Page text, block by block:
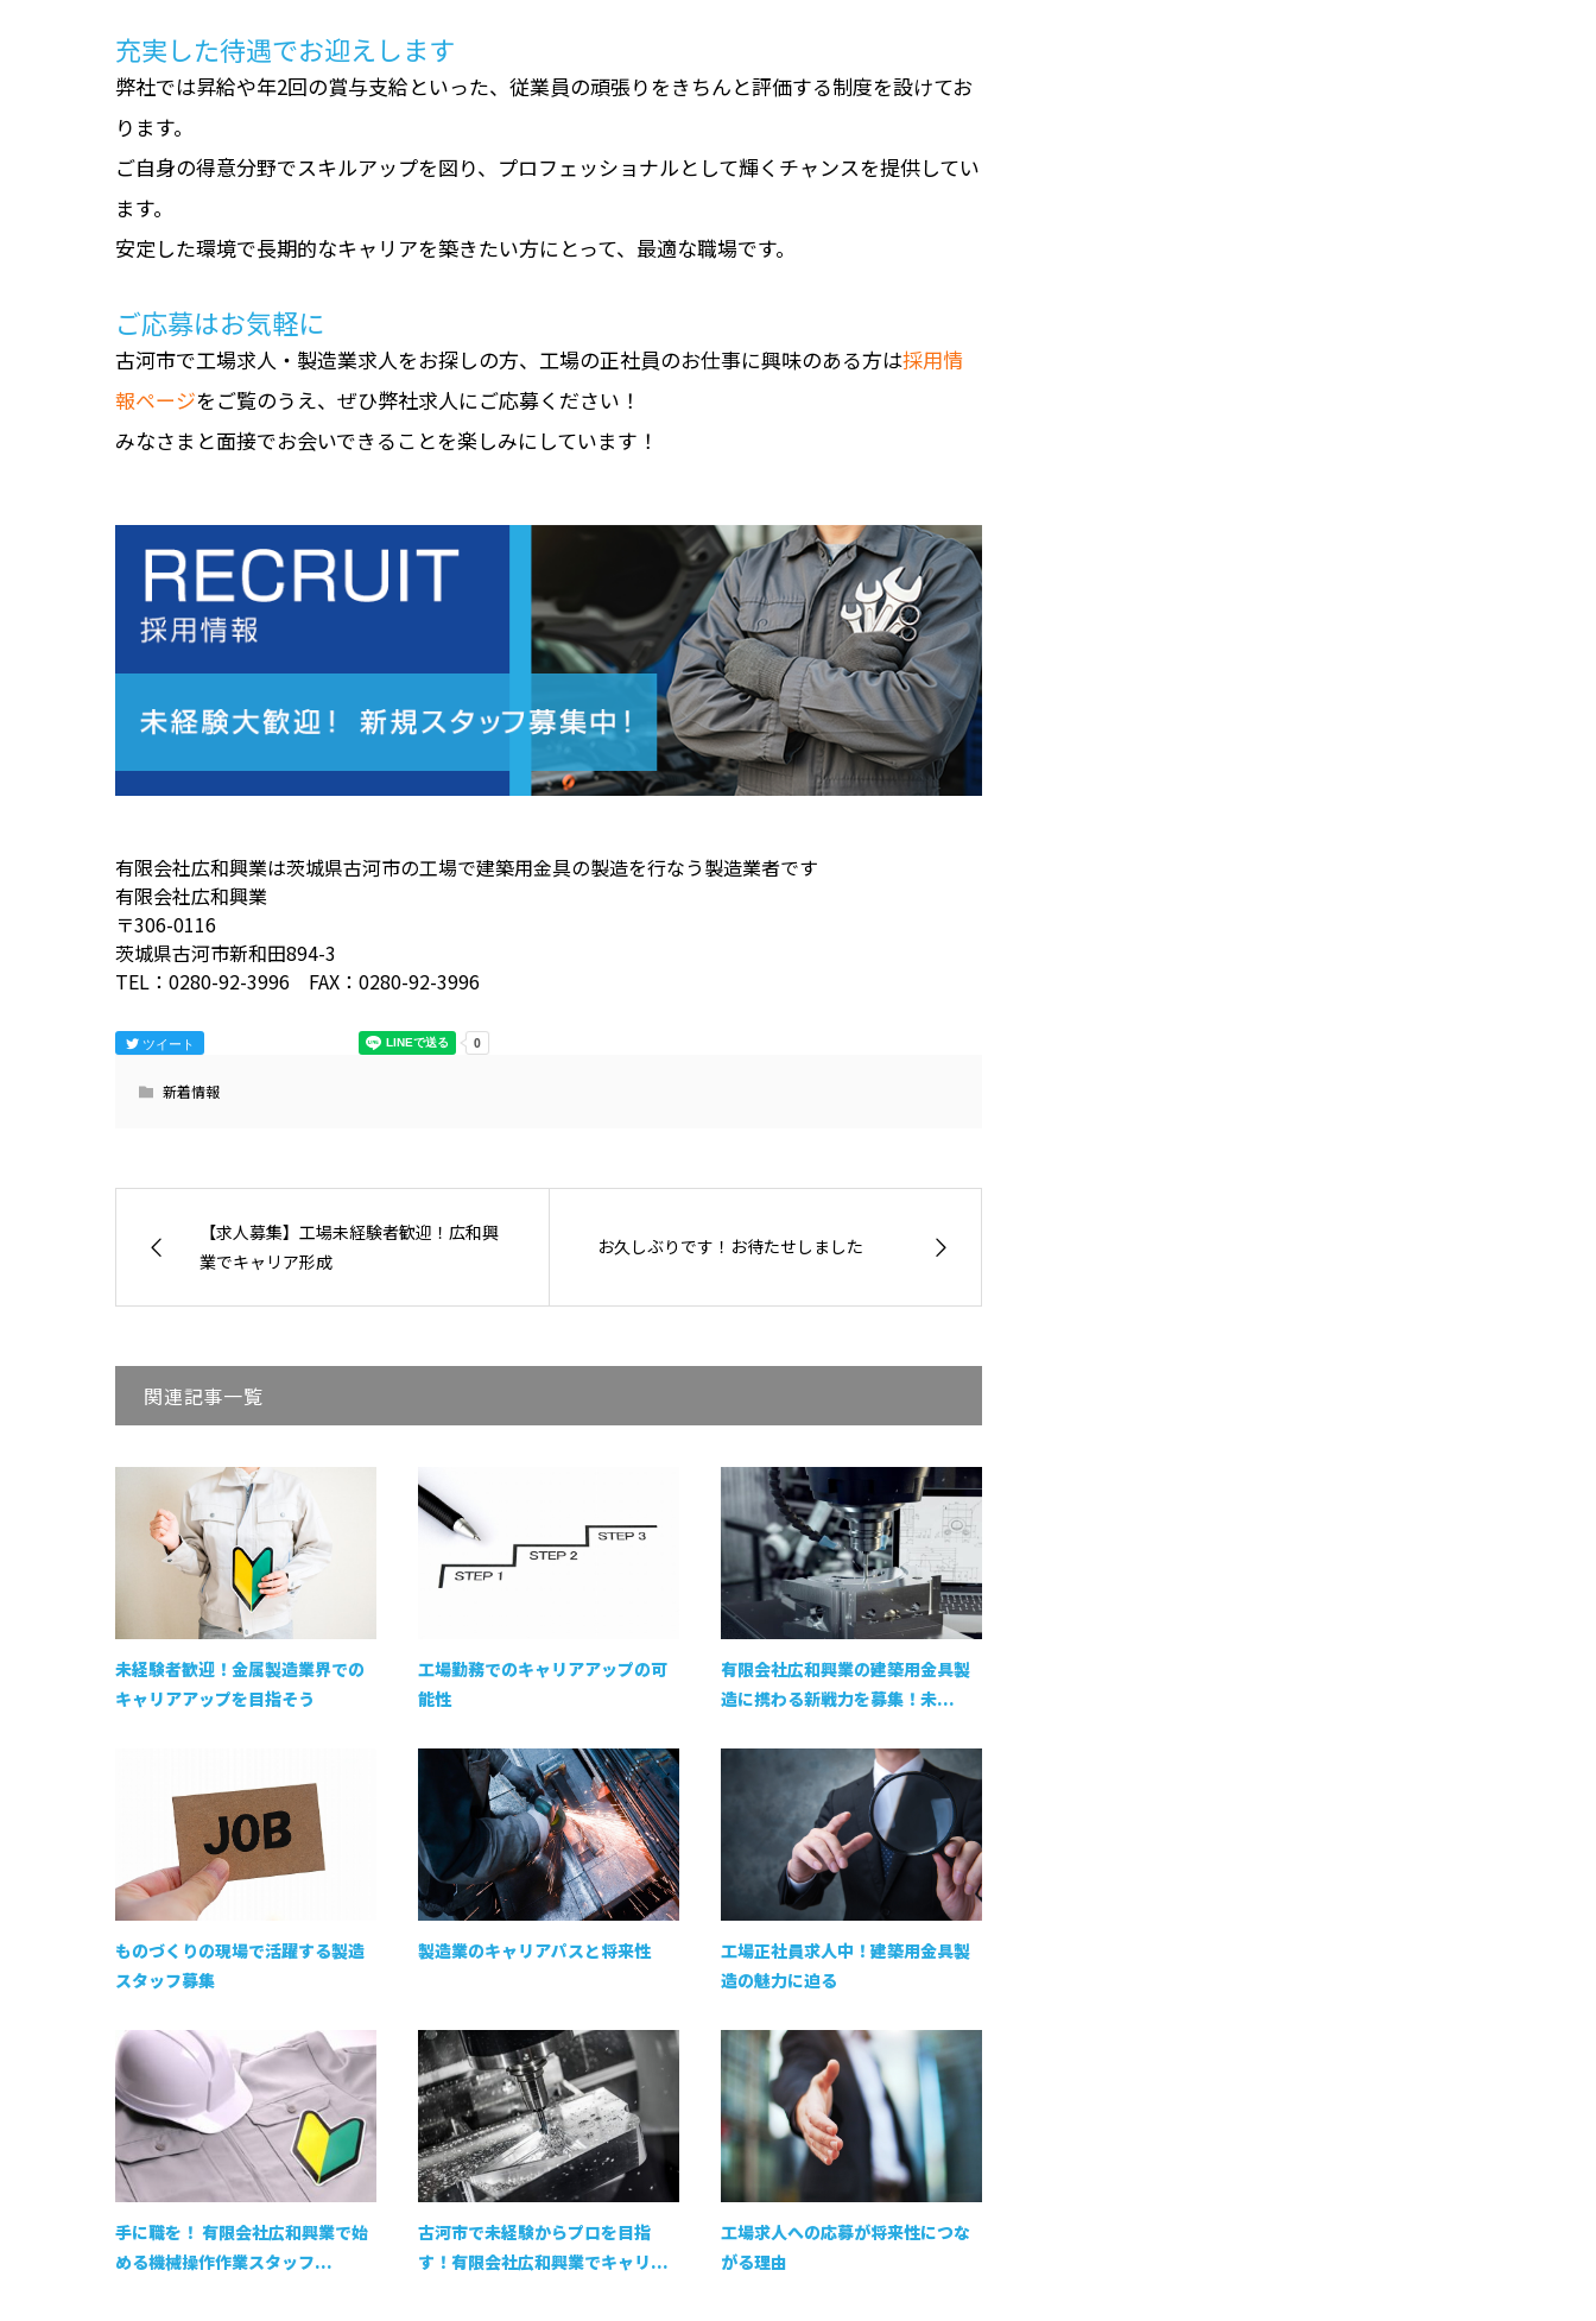
充実した待遇でお迎えします
弊社では昇給や年2回の賞与支給といった、従業員の頑張りをきちんと評価する制度を設けてお
ります。
ご自身の得意分野でスキルアップを図り、プロフェッショナルとして輝くチャンスを提供してい
ます。
安定した環境で長期的なキャリアを築きたい方にとって、最適な職場です。
ご応募はお気軽に
古河市で工場求人・製造業求人をお探しの方、工場の正社員のお仕事に興味のある方は採用情
報ページをご覧のうえ、ぜひ弊社求人にご応募ください！
みなさまと面接でお会いできることを楽しみにしています！
有限会社広和興業は茨城県古河市の工場で建築用金具の製造を行なう製造業者です
有限会社広和興業
〒306-0116
茨城県古河市新和田894-3
TEL：0280-92-3996 FAX：0280-92-3996
ツイート
新着情報
【求人募集】工場未経験者歓迎！広和興
業でキャリア形成
お久しぶりです！お待たせしました
関連記事一覧
未経験者歓迎！金属製造業界での
キャリアアップを目指そう
工場勤務でのキャリアアップの可
能性
有限会社広和興業の建築用金具製
造に携わる新戦力を募集！未...
ものづくりの現場で活躍する製造
スタッフ募集
製造業のキャリアパスと将来性
工場正社員求人中！建築用金具製
造の魅力に迫る
手に職を！ 有限会社広和興業で始
める機械操作作業スタッフ...
古河市で未経験からプロを目指
す！有限会社広和興業でキャリ...
工場求人への応募が将来性につな
がる理由